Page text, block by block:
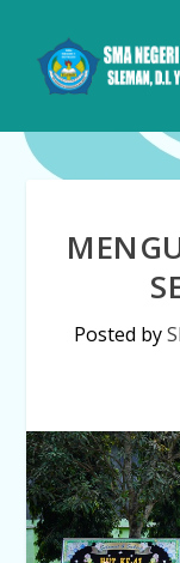
Posted by